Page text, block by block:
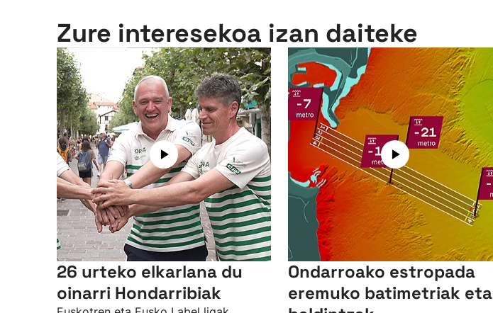
Zure interesekoa izan daiteke
26 urteko elkarlana du
oinarri Hondarribiak
Ondarroako estropada
eremuko batimetriak eta